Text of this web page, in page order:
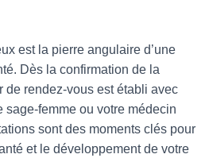
est la pierre angulaire d’une
Dès la confirmation de la
de rendez-vous est établi avec
sage-femme ou votre médecin
sont des moments clés pour
et le développement de votre